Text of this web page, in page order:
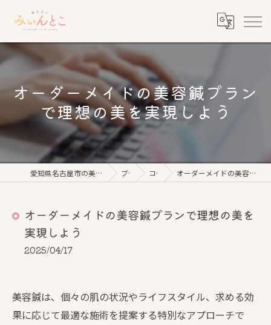
オーダーメイドの美容鍼プラン
で理想の美を実現しよう
愛知県名古屋市の美容鍼なら鍼灸美心みぃんとこ ブログ コラム オーダーメイドの美容鍼プランで理想の美を実現しよう
オーダーメイドの美容鍼プランで理想の美を
実現しよう
2025/04/17
美容鍼は、個々の肌の状況やライフスタイル、求める効
果に応じて最適な施術を提案する特別なアプローチで